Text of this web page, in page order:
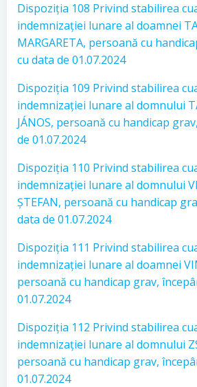
Dispoziția 108 Privind stabilirea
indemnizației lunare al doamnei
MARGARETA, persoană cu
cu data de 01.07.2024
Dispoziția 109 Privind stabilirea
indemnizației lunare al domnului
JÁNOS, persoană cu handicap
de 01.07.2024
Dispoziția 110 Privind stabilirea
indemnizației lunare al domnului
ȘTEFAN, persoană cu handicap
data de 01.07.2024
Dispoziția 111 Privind stabilirea
indemnizației lunare al doamnei
persoană cu handicap grav,
01.07.2024
Dispoziția 112 Privind stabilirea
indemnizației lunare al domnului
persoană cu handicap grav,
01.07.2024